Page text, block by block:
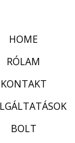
HOME
RÓLAM
KONTAKT
BOLT